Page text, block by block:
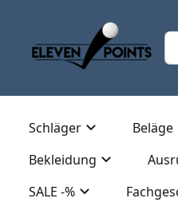
Schläger Beläge
Bekleidung
SALE -%